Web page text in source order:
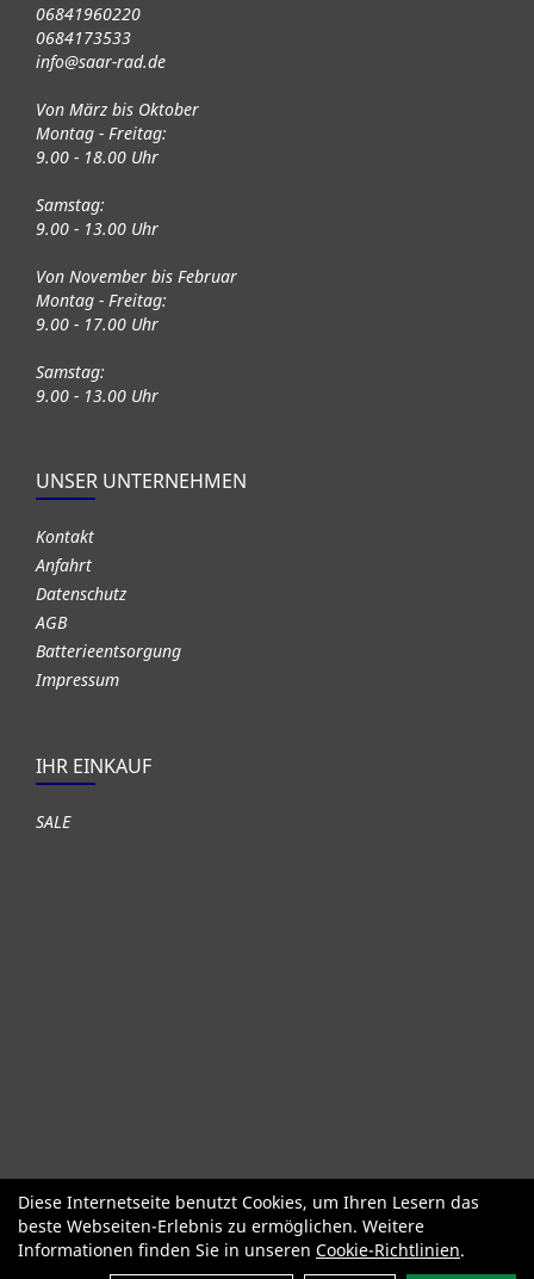
06841960220
0684173533
info@saar-rad.de
Von März bis Oktober
Montag - Freitag:
9.00 - 18.00 Uhr
Samstag:
9.00 - 13.00 Uhr
Von November bis Februar
Montag - Freitag:
9.00 - 17.00 Uhr
Samstag:
9.00 - 13.00 Uhr
UNSER UNTERNEHMEN
Kontakt
Anfahrt
Datenschutz
AGB
Batterieentsorgung
Impressum
IHR EINKAUF
SALE
Fahrräder Gute gebrauchte Fahrräder
Roller + Laufräder
Fahrradzubehör
Fahrradteile
Bekleidung Helme Schuhe
SALE
Neuheiten
Diese Internetseite benutzt Cookies, um Ihren Lesern das
beste Webseiten-Erlebnis zu ermöglichen. Weitere
Informationen finden Sie in unseren Cookie-Richtlinien.